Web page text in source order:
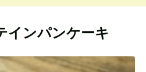
インパンケーキ